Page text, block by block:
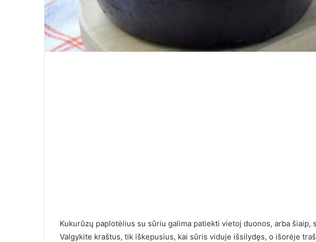
Kukurūzų paplotėlius su sūriu galima patiekti vietoj duonos, arba šiaip,
Valgykite kraštus, tik iškepusius, kai sūris viduje išsilydęs, o išorėje